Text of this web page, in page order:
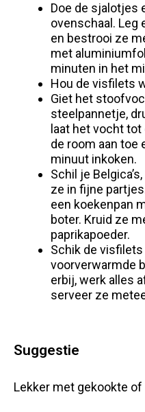
Doe de sjalotjes
ovenschaal. Leg
en bestrooi ze
met
minuten in het
Hou de visfilets
Giet het
steelpannetje,
laat het vocht
de room aan toe
minuut inkoken.
Schil je
ze in fijne
een koekenpan
boter. Kruid ze
paprikapoeder.
Schik de
voorverwarmde
erbij, werk alles
serveer ze
Suggestie
Lekker met gekookte